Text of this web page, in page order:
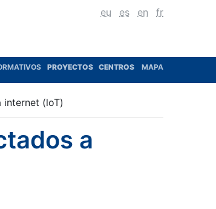
eu es en fr
PROYECTOS CENTROS MAPA
internet (loT)
a